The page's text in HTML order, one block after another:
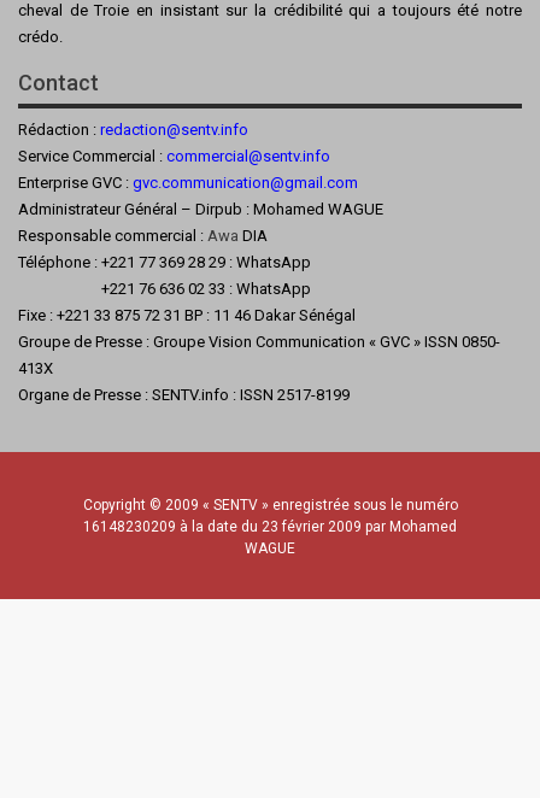
cheval de Troie en insistant sur la crédibilité qui a toujours été notre
crédo.
Contact
Rédaction : redaction@sentv.info
Service Commercial : commercial@sentv.info
Enterprise GVC : gvc.communication@gmail.com
Administrateur Général – Dirpub : Mohamed WAGUE
Responsable commercial : Awa DIA
Téléphone : +221 77 369 28 29 : WhatsApp
+221 76 636 02 33 : WhatsApp
Fixe : +221 33 875 72 31 BP : 11 46 Dakar Sénégal
Groupe de Presse : Groupe Vision Communication « GVC » ISSN 0850-
413X
Organe de Presse : SENTV.info : ISSN 2517-8199
Copyright © 2009 « SENTV » enregistrée sous le numéro
16148230209 à la date du 23 février 2009 par Mohamed
WAGUE